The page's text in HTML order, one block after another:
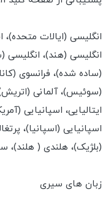
انگلیسی (ایالات متحده)،
انگلیسی (هند)، انگلیسی
(ساده شده)، فرانسوی
(سوئیس)، آلمانی
ایتالیایی، اسپانیایی
اسپانیایی (اسپانیا)،
(بلژیک)، هلندی ( هلند)،
زبان های سیری